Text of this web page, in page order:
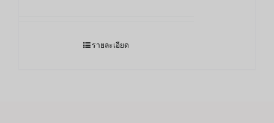
รายละเอียด